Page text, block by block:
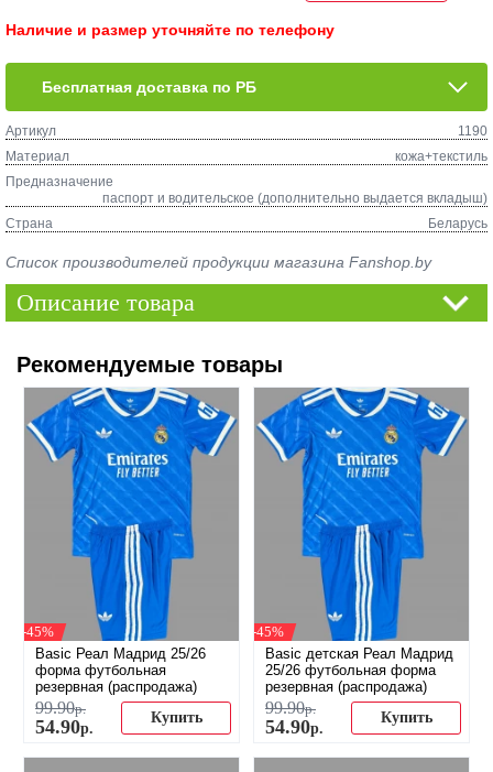
Наличие и размер уточняйте по телефону
Бесплатная доставка по РБ
Артикул
1190
Материал
кожа+текстиль
Предназначение
паспорт и водительское (дополнительно выдается вкладыш)
Страна
Беларусь
Список производителей продукции магазина Fanshop.by
Описание товара
Рекомендуемые товары
-45%
Basic Реал Мадрид 25/26
форма футбольная
резервная (распродажа)
99.90р.
54.90р.
Купить
-45%
Basic детская Реал Мадрид
25/26 футбольная форма
резервная (распродажа)
99.90р.
54.90р.
Купить